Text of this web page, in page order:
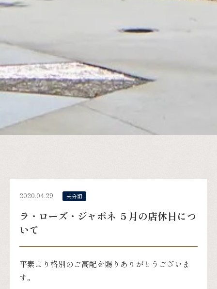
2020.04.29 未分類
ラ・ローズ・ジャポネ ５月の店休日につ
いて
平素より格別のご高配を賜りありがとうございま
す。